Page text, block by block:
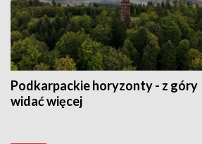
Podkarpackie horyzonty - z góry
widać więcej